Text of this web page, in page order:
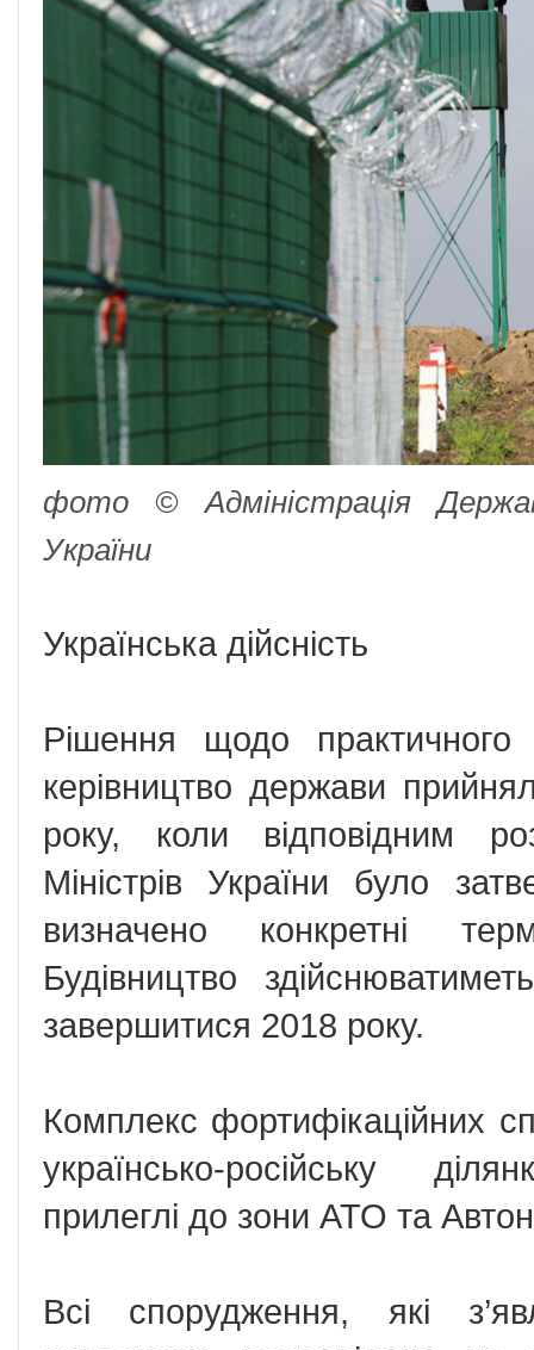
фото © Адміністрація
України
Українська дійсність
Рішення щодо практичного
керівництво держави
року, коли відповідним
Міністрів України було
визначено конкретні
Будівництво
завершитися 2018 року.
Комплекс фортифікаційних
українсько-російську
прилеглі до зони АТО та
Всі спорудження, які